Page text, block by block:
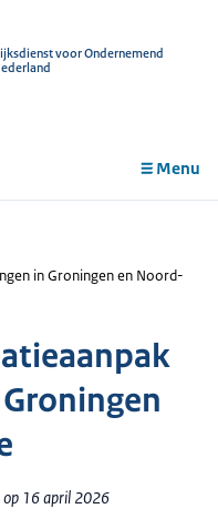
voor Ondernemend
Menu
in Groningen en Noord-
op 16 april 2026